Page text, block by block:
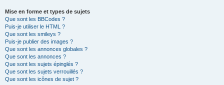
Mise en forme et types de sujets
Que sont les BBCodes ?
Puis-je utiliser le HTML ?
Que sont les smileys ?
Puis-je publier des images ?
Que sont les annonces globales ?
Que sont les annonces ?
Que sont les sujets épinglés ?
Que sont les sujets verrouillés ?
Que sont les icônes de sujet ?